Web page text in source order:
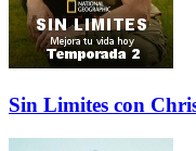
Sin Limites con